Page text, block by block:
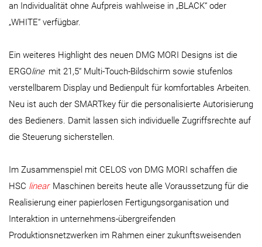
an Individualität ohne Aufpreis wahlweise in „BLACK“ oder
„WHITE“ verfügbar.
Ein weiteres Highlight des neuen DMG MORI Designs ist die
ERGOline mit 21,5“ Multi-Touch-Bildschirm sowie stufenlos
verstellbarem Display und Bedienpult für komfortables Arbeiten.
Neu ist auch der SMARTkey für die personalisierte Autorisierung
des Bedieners. Damit lassen sich individuelle Zugriffsrechte auf
die Steuerung sicherstellen.
Im Zusammenspiel mit CELOS von DMG MORI schaffen die
HSC linear Maschinen bereits heute alle Voraussetzung für die
Realisierung einer papierlosen Fertigungsorganisation und
Interaktion in unternehmens-übergreifenden
Produktionsnetzwerken im Rahmen einer zukunftsweisenden